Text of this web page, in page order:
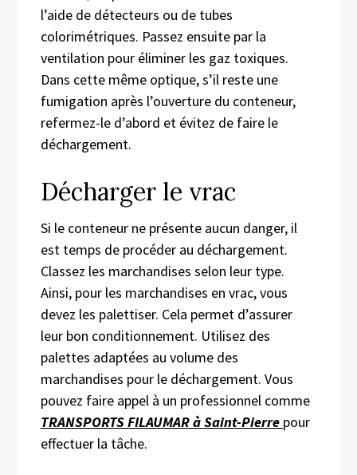
l’aide de détecteurs ou de tubes
colorimétriques. Passez ensuite par la
ventilation pour éliminer les gaz toxiques.
Dans cette même optique, s’il reste une
fumigation après l’ouverture du conteneur,
refermez-le d’abord et évitez de faire le
déchargement.
Décharger le vrac
Si le conteneur ne présente aucun danger, il
est temps de procéder au déchargement.
Classez les marchandises selon leur type.
Ainsi, pour les marchandises en vrac, vous
devez les palettiser. Cela permet d’assurer
leur bon conditionnement. Utilisez des
palettes adaptées au volume des
marchandises pour le déchargement. Vous
pouvez faire appel à un professionnel comme
TRANSPORTS FILAUMAR à Saint-Pierre pour
effectuer la tâche.